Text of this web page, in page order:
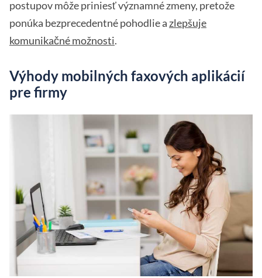
postupov môže priniesť významné zmeny, pretože
ponúka bezprecedentné pohodlie a zlepšuje
komunikačné možnosti.
Výhody mobilných faxových aplikácií
pre firmy